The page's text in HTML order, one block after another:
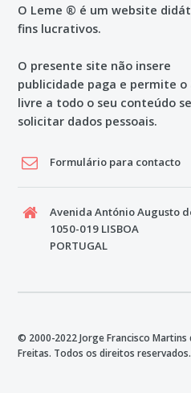
O Leme ® é um website
fins lucrativos.
O presente site não insere
publicidade paga e permite o
livre a todo o seu conteúdo
solicitar dados pessoais.
Formulário para contacto
Avenida António Augusto
1050-019 LISBOA
PORTUGAL
© 2000-2022 Jorge Francisco Martins
Freitas. Todos os direitos reservados.